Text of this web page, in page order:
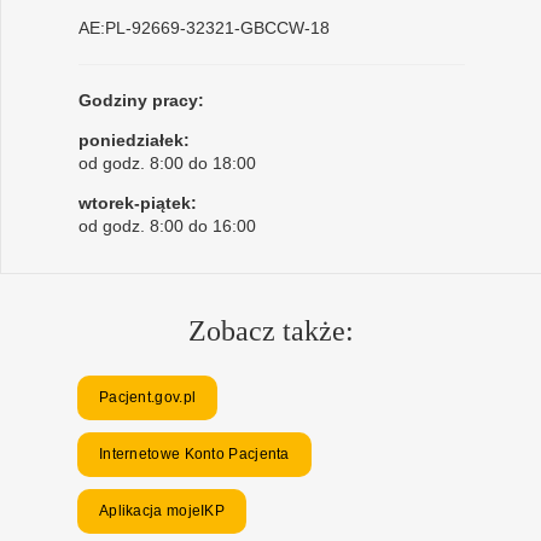
AE:PL-92669-32321-GBCCW-18
Godziny pracy:
poniedziałek:
od godz. 8:00 do 18:00
wtorek-piątek:
od godz. 8:00 do 16:00
Zobacz także:
Pacjent.gov.pl
Internetowe Konto Pacjenta
Aplikacja mojeIKP